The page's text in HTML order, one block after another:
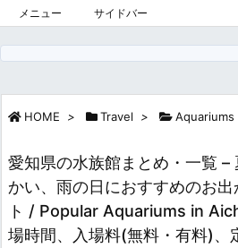
メニュー サイドバー
HOME > Travel > Aquariums
愛知県の水族館まとめ・一覧 –
かい、雨の日におすすめのお
ト / Popular Aquariums in
場時間、入場料(無料・有料)、